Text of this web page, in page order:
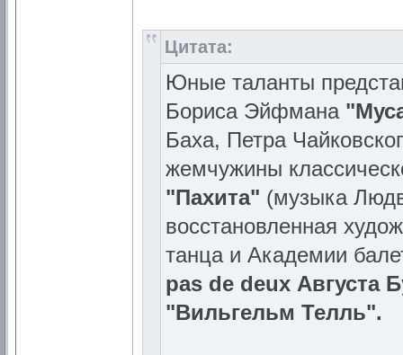
Цитата:
Юные таланты
Бориса Эйфмана
Баха, Петра
жемчужины
"Пахита" (музыка
восстановленная
танца и Академии
pas de deux Августа
"Вильгельм Телль".